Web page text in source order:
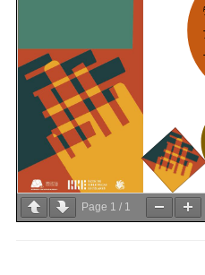
Page 1 / 1